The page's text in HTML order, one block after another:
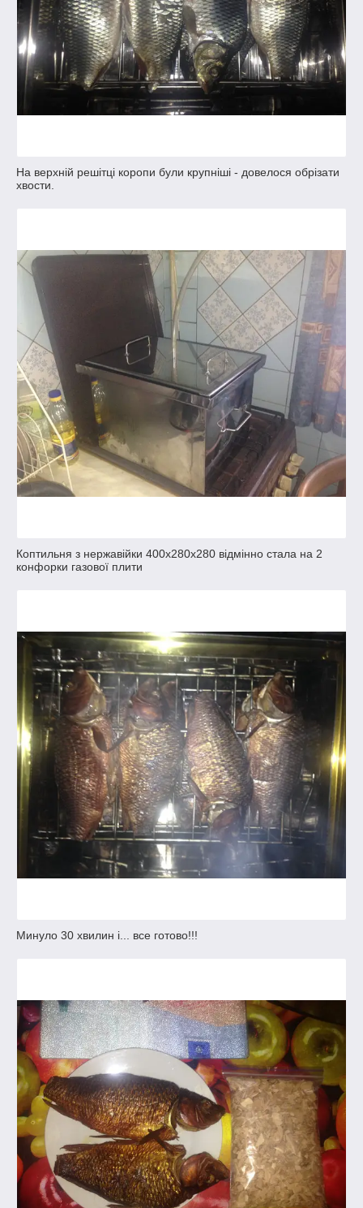
На верхній решітці коропи були крупніші - довелося обрізати
хвости.
Коптильня з нержавійки 400х280х280 відмінно стала на 2
конфорки газової плити
Минуло 30 хвилин і... все готово!!!